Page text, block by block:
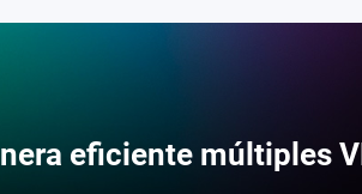
eficiente múltiples